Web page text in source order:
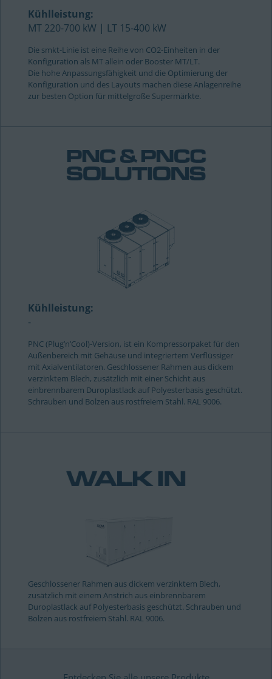
Kühlleistung:
MT 220-700 kW | LT 15-400 kW
Die smkt-Linie ist eine Reihe von CO2-Einheiten in der
Konfiguration als MT allein oder Booster MT/LT.
Die hohe Anpassungsfähigkeit und die Optimierung der
Konfiguration und des Layouts machen diese Anlagenreihe
zur besten Option für mittelgroße Supermärkte.
Kühlleistung:
-
PNC (Plug’n’Cool)-Version, ist ein Kompressorpaket für den
Außenbereich mit Gehäuse und integriertem Verflüssiger
mit Axialventilatoren. Geschlossener Rahmen aus dickem
verzinktem Blech, zusätzlich mit einer Schicht aus
einbrennbarem Duroplastlack auf Polyesterbasis geschützt.
Schrauben und Bolzen aus rostfreiem Stahl. RAL 9006.
Geschlossener Rahmen aus dickem verzinktem Blech,
zusätzlich mit einem Anstrich aus einbrennbarem
Duroplastlack auf Polyesterbasis geschützt. Schrauben und
Bolzen aus rostfreiem Stahl. RAL 9006.